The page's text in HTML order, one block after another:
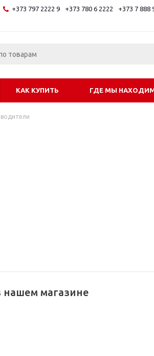
+373 797 2222 9 +373 780 6 2222 +373 7 888
КАК КУПИТЬ ГДЕ МЫ
нашем магазине